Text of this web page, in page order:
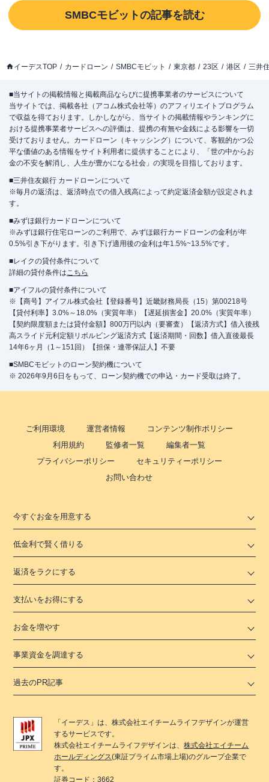
SMBCモビットの記事を読む
イーデスTOP カードローン SMBCモビット 東京都 23区 港区 三井
■当サイトの掲載情報と掲載商品ならびに提携事業者のサービスについて
当サイトでは、掲載各社（アコム株式会社等）のアフィリエイトプログラム
で収益を得ております。しかしながら、当サイトの掲載情報やランキングに
おける提携事業者サービスへの評価は、提携の有無や金銭による影響を一切
受けておりません。カードローン（キャッシング）について、客観的かつ公
平な価値のある情報をサイト利用者に提供することにより、「世の中からお
金の不安を解消し、人生が豊かになる社会」の実現を目指しております。
■三井住友銀行 カードローンについて
※毎月の返済は、返済時点での借入残高によって約定返済金額が設定されま
す。
■みずほ銀行カードローンについて
※みずほ銀行住宅ローンのご利用で、みずほ銀行カードローンの金利が年
0.5%引き下がります。引き下げ適用後の金利は年1.5%~13.5%です。
■レイクの貸付条件について
詳細の貸付条件はこちら
■アイフルの貸付条件について
※【商号】アイフル株式会社【登録番号】近畿財務局長（15）第00218号
【貸付利率】3.0%～18.0%（実質年率）【遅延損害金】20.0%（実質年率）
【契約限度額または貸付金額】800万円以内（要審査）【返済方式】借入後残
高スライド元利定額リボルビング返済方式【返済期間・回数】借入直後最長
14年6ヶ月（1～151回）【担保・連帯保証人】不要
■SMBCモビットのローン契約機について
※ 2026年9月6日をもって、ローン契約機での申込・カード受取は終了。
ご利用環境 運営者情報
コンテンツ制作ポリシー
利用規約
監修者一覧
編集者一覧
プライバシーポリシー
セキュリティーポリシー
お問い合わせ
今すぐお金を用意する
低金利で賢く借りる
返済をラクにする
支払いをお得にする
お金を増やす
事業資金を調達する
過去のPR記事
「 イーデス 」は、株式会社エイチームライフデザインが運営
するサービスです。
株式会社エイチームライフデザインは、株式会社エイチーム
ホールディングス(東証プライム市場上場)のグループ企業で
す。
証券コード：3662